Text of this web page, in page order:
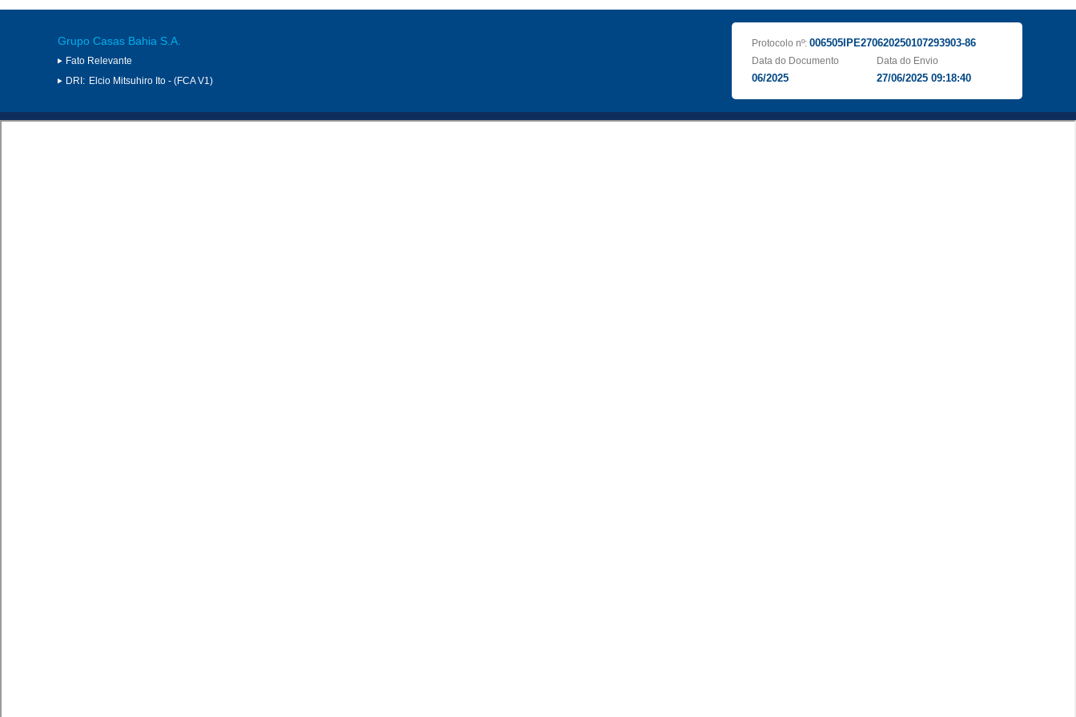
Grupo Casas Bahia S.A.
Fato Relevante
DRI: Elcio Mitsuhiro Ito - (FCA V1)
Protocolo nº: 006505IPE270620250107293903-86
Data do Documento
06/2025
Data do Envio
27/06/2025 09:18:40